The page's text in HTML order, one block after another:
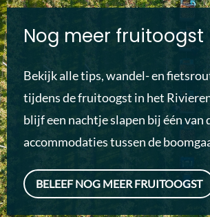
Nog meer fruitoogst
Bekijk alle tips, wandel- en
tijdens de fruitoogst in het
blijf een nachtje slapen bij één van
accommodaties tussen de
BELEEF NOG MEER FRUITOOGST